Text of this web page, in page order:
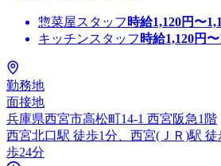
惣菜屋スタッフ 時給1,120円〜
キッチンスタッフ 時給1,120円〜
勤務地
面接地
兵庫県西宮市高松町14-1 西宮阪急1階
西宮北口駅 徒歩1分、西宮(ＪＲ)駅
歩24分